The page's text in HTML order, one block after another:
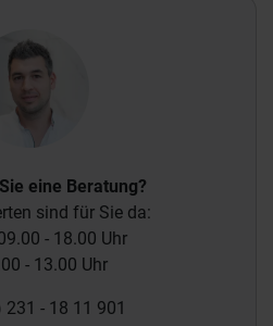
eine Beratung?
sind für Sie da:
- 18.00 Uhr
- 13.00 Uhr
- 18 11 901